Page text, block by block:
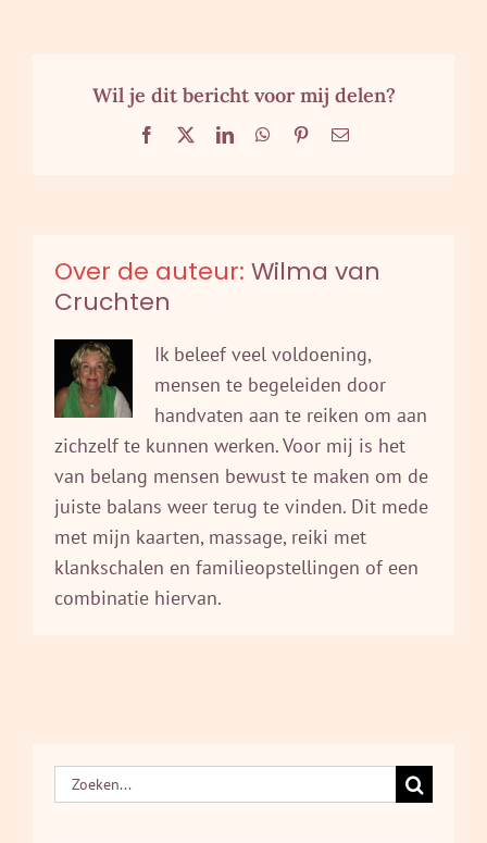
Wil je dit bericht voor mij delen?
Facebook LinkedInWhatsApp
Pinterest
E-
Over de auteur: Wilma van
Cruchten
Ik beleef veel voldoening,
mensen te begeleiden door
handvaten aan te reiken om aan
zichzelf te kunnen werken. Voor mij is het
van belang mensen bewust te maken om de
juiste balans weer terug te vinden. Dit mede
met mijn kaarten, massage, reiki met
klankschalen en familieopstellingen of een
combinatie hiervan.
Zoeken
naar: